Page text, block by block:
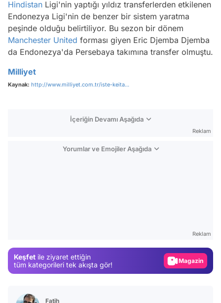
Hindistan Ligi'nin yaptığı yıldız transferlerden etkilenen
Endonezya Ligi'nin de benzer bir sistem yaratma
peşinde olduğu belirtiliyor. Bu sezon bir dönem
Manchester United forması giyen Eric Djemba Djemba
da Endonezya'da Persebaya takımına transfer olmuştu.
Milliyet
Kaynak: http://www.milliyet.com.tr/iste-keita...
İçeriğin Devamı Aşağıda
Reklam
Yorumlar ve Emojiler Aşağıda
Reklam
Keşfet ile ziyaret ettiğin
tüm kategorileri tek akışta gör!
Magazin
Fatih